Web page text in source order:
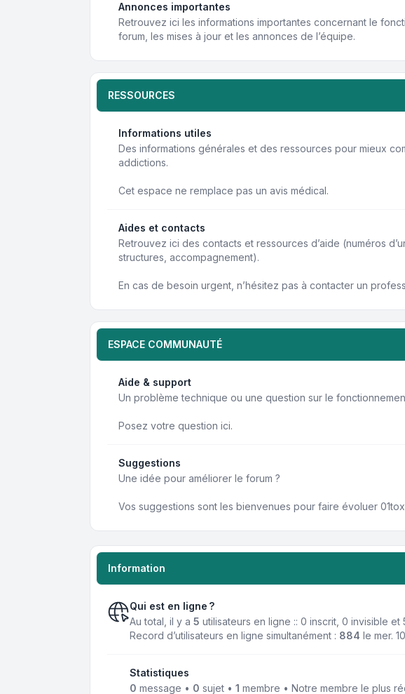
Annonces importantes
Retrouvez ici les informations importantes concernant le
forum, les mises à jour et les annonces de l’équipe.
RESSOURCES
Informations utiles
Des informations générales et des ressources pour mieux
addictions.
Cet espace ne remplace pas un avis médical.
Aides et contacts
Retrouvez ici des contacts et ressources d’aide (numéros
structures, accompagnement).
En cas de besoin urgent, n’hésitez pas à contacter un
ESPACE COMMUNAUTÉ
Aide & support
Un problème technique ou une question sur le
Posez votre question ici.
Suggestions
Une idée pour améliorer le forum ?
Vos suggestions sont les bienvenues pour faire évoluer
Information
Qui est en ligne ?
Au total, il y a 5 utilisateurs en ligne :: 0 inscrit, 0 invisible
Record d’utilisateurs en ligne simultanément : 884 le mer.
Statistiques
0 message • 0 sujet • 1 membre • Notre membre le plus